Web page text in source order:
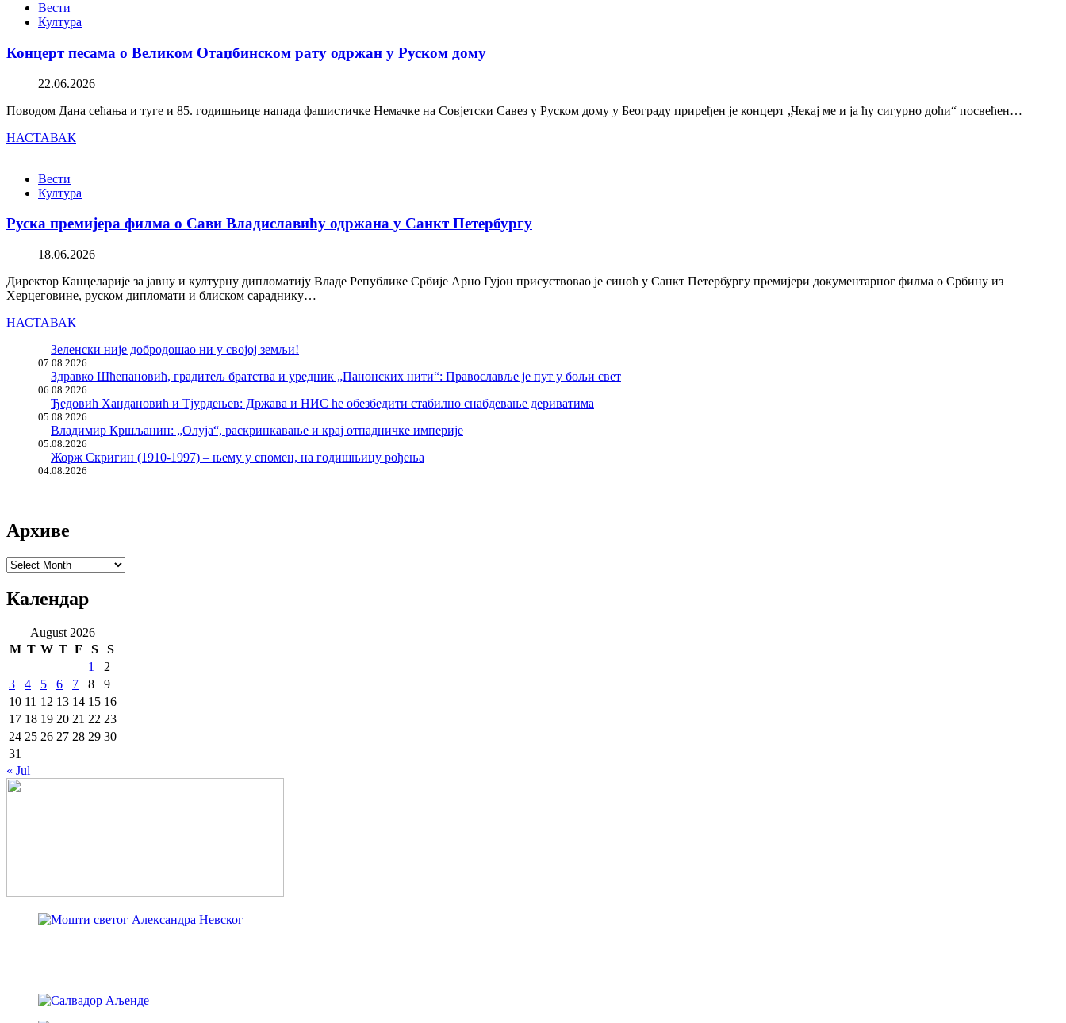
Вести
Култура
Концерт песама о Великом Отаџбинском рату одржан у Руском дому
22.06.2026
Поводом Дана сећања и туге и 85. годишњице напада фашистичке Немачке на Совјетски Савез у Руском дому у Београду приређен је концерт „Чекај ме и ја ћу сигурно доћи“ посвећен…
НАСТАВАК
Вести
Култура
Руска премијера филма о Сави Владиславићу одржана у Санкт Петербургу
18.06.2026
Директор Канцеларије за јавну и културну дипломатију Владе Републике Србије Арно Гујон присуствовао је синоћ у Санкт Петербургу премијери документарног филма о Србину из
Херцеговине, руском дипломати и блиском сараднику…
НАСТАВАК
Зеленски није добродошао ни у својој земљи!
07.08.2026
Здравко Шћепановић, градитељ братства и уредник „Панонских нити“: Православље је пут у бољи свет
06.08.2026
Ђедовић Хандановић и Тјурдењев: Држава и НИС ће обезбедити стабилно снабдевање дериватима
05.08.2026
Владимир Кршљанин: „Олуја“, раскринкавање и крај отпадничке империје
05.08.2026
Жорж Скригин (1910-1997) – њему у спомен, на годишњицу рођења
04.08.2026
Архиве
Архиве
Календар
August 2026
M T W T F S
S
1
2
3
4 5 6 7 8
9
10 11 12 13 14 15 16
17 18 19 20 21 22 23
24 25 26 27 28 29 30
31
« Jul